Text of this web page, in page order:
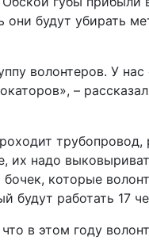
они будут убирать
волонтеров. У
–
их надо
которые
будут работать 17
в этом году